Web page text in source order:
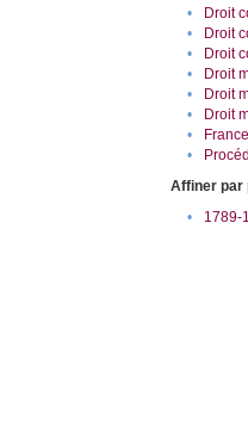
•
Droit
•
Droit
•
Droit
•
Droit
•
Droit
•
Droit
•
•
Affiner par
•
1789-